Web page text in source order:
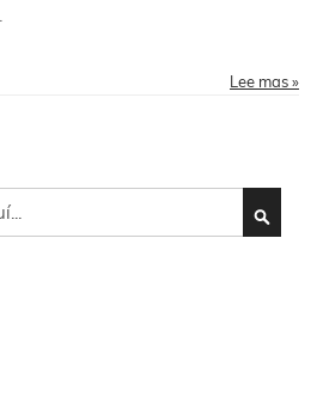
Lee mas »